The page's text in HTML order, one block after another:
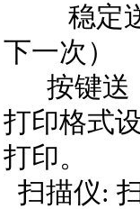
稳定送
下一次）
按键送
打印格式
打印。
扫描仪: